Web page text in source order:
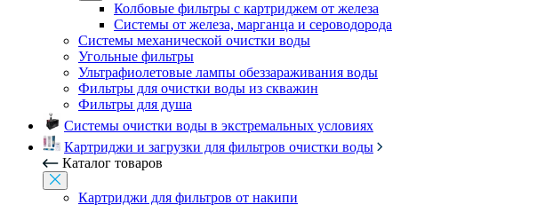
Колбовые фильтры с картриджем от железа
Системы от железа, марганца и сероводорода
Системы механической очистки воды
Угольные фильтры
Ультрафиолетовые лампы обеззараживания воды
Фильтры для очистки воды из скважин
Фильтры для душа
Системы очистки воды в экстремальных условиях
Картриджи и загрузки для фильтров очистки воды
Каталог товаров
Картриджи для фильтров от накипи